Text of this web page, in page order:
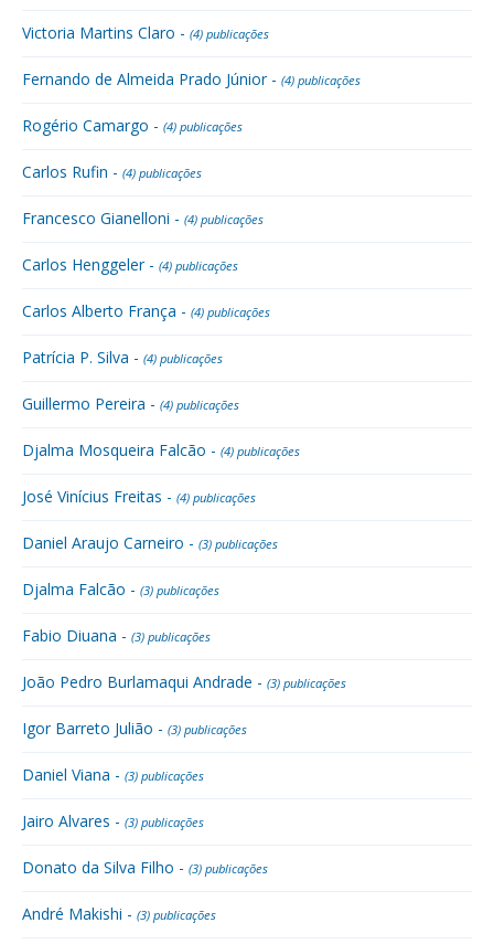
Victoria Martins Claro - (4) publicações
Fernando de Almeida Prado Júnior - (4) publicações
Rogério Camargo - (4) publicações
Carlos Rufin - (4) publicações
Francesco Gianelloni - (4) publicações
Carlos Henggeler - (4) publicações
Carlos Alberto França - (4) publicações
Patrícia P. Silva - (4) publicações
Guillermo Pereira - (4) publicações
Djalma Mosqueira Falcão - (4) publicações
José Vinícius Freitas - (4) publicações
Daniel Araujo Carneiro - (3) publicações
Djalma Falcão - (3) publicações
Fabio Diuana - (3) publicações
João Pedro Burlamaqui Andrade - (3) publicações
Igor Barreto Julião - (3) publicações
Daniel Viana - (3) publicações
Jairo Alvares - (3) publicações
Donato da Silva Filho - (3) publicações
André Makishi - (3) publicações